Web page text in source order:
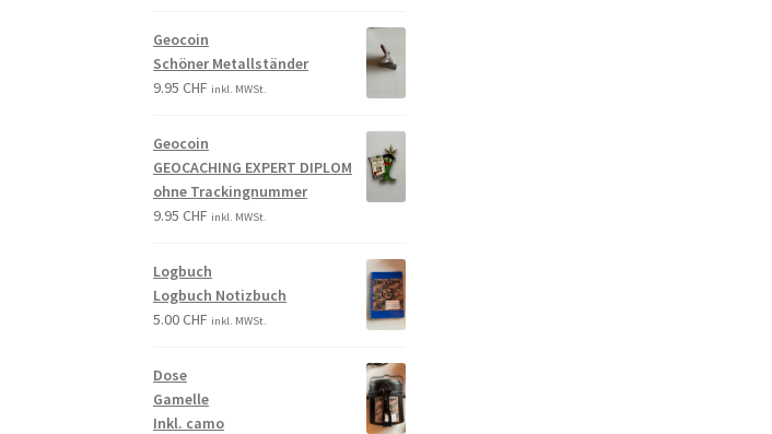
Geocoin
Schöner Metallständer
9.95CHF inkl. MWSt.
Geocoin
GEOCACHING EXPERT DIPLOM
ohne Trackingnummer
9.95CHF inkl. MWSt.
Logbuch
Logbuch Notizbuch
5.00CHF inkl. MWSt.
Dose
Gamelle
Inkl. camo